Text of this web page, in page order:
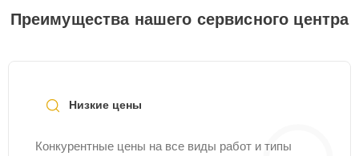
Преимущества нашего сервисного центра
Низкие цены
Конкурентные цены на все виды работ и типы